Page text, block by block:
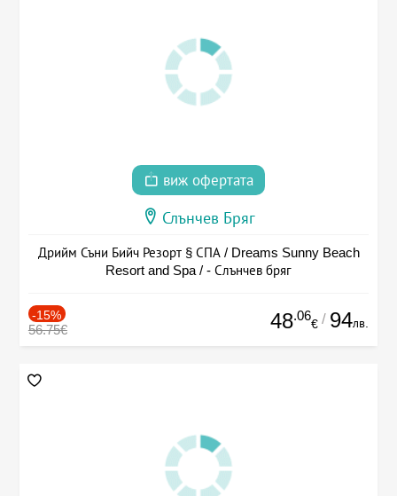
виж офертата
Слънчев Бряг
Дрийм Съни Бийч Резорт § СПА / Dreams Sunny Beach
Resort and Spa / - Слънчев бряг
-15%
56.75€ 48.06
€ / 94лв.